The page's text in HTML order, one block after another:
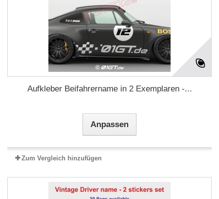
Aufkleber Beifahrername in 2 Exemplaren -...
Anpassen
Zum Vergleich hinzufügen